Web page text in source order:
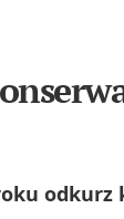
odkurz